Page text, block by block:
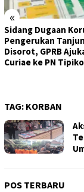
«
Sidang Dugaan
Pengerukan
Disorot, GPRB
Curiae ke PN
TAG: KORBAN
POS TERBARU